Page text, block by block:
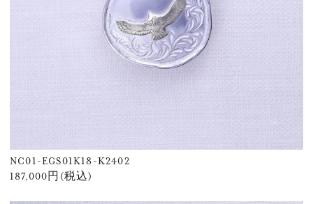
NC01-EGS01K18-K2402
187,000円(税込)